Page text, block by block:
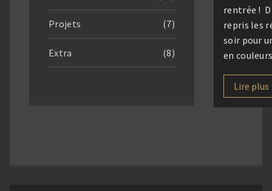
Projets (7)
Extra (8)
rentrée !
repris les
soir pour
en
ce
musée
Lire plus